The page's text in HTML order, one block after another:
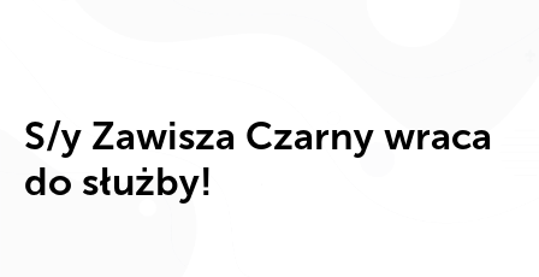
S/y Zawisza Czarny wraca
do służby!